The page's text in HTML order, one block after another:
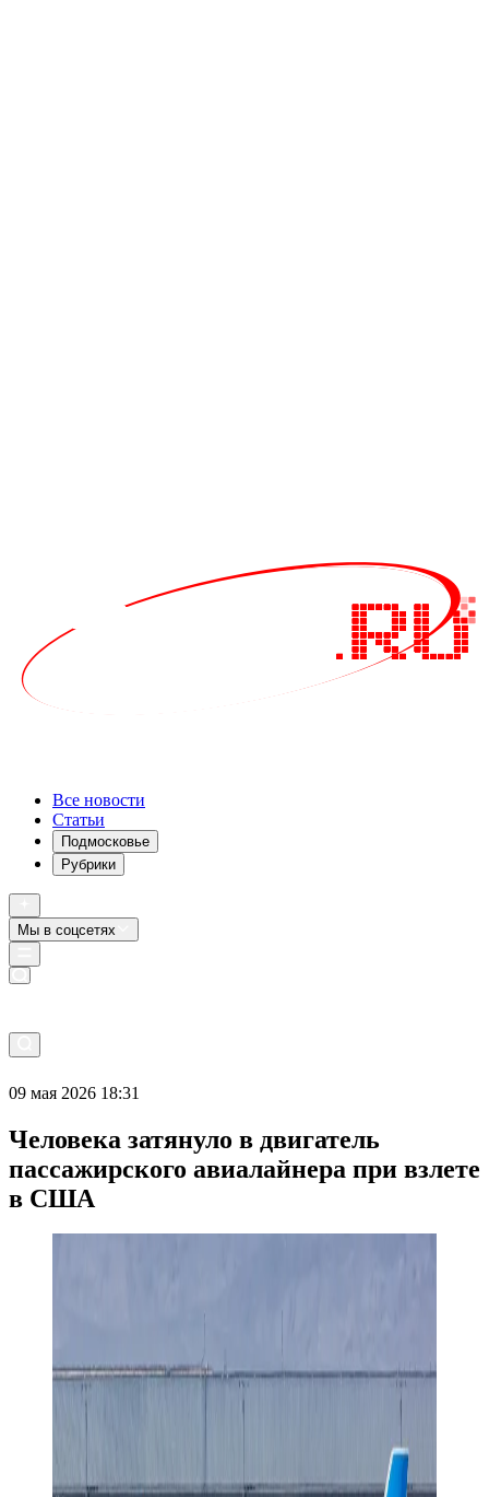
Все новости
Статьи
Подмосковье
Рубрики
Мы в соцсетях
09 мая 2026 18:31
Человека затянуло в двигатель
пассажирского авиалайнера при взлете
в США